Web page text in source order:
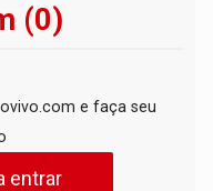
(0)
e faça seu
entrar